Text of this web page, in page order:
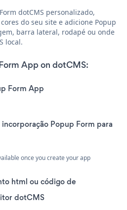
dotCMS personalizado,
do seu site e adicione Popup
barra lateral, rodapé ou onde
local.
App on dotCMS:
Form App
Popup Form para
once you create your app
html ou código de
dotCMS